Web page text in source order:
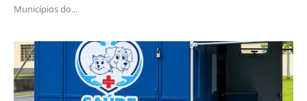
Municípios do...